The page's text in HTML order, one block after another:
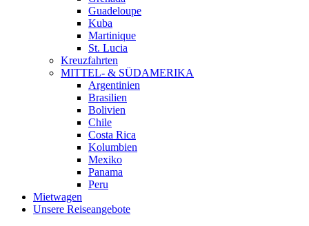
Guadeloupe
Kuba
Martinique
St. Lucia
Kreuzfahrten
MITTEL- & SÜDAMERIKA
Argentinien
Brasilien
Bolivien
Chile
Costa Rica
Kolumbien
Mexiko
Panama
Peru
Mietwagen
Unsere Reiseangebote